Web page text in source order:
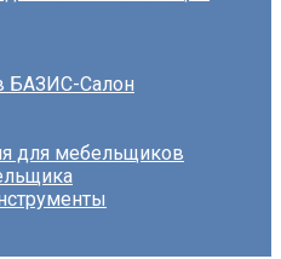
БАЗИС-Салон
для мебельщиков